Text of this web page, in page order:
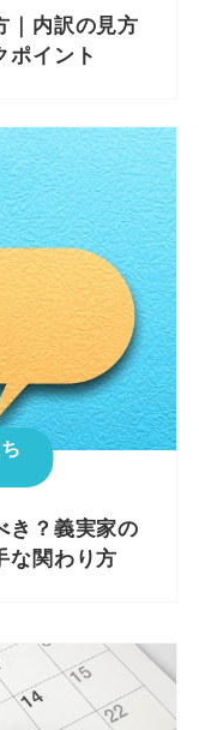
｜内訳の見方
ポイント
き？義実家の
な関わり方